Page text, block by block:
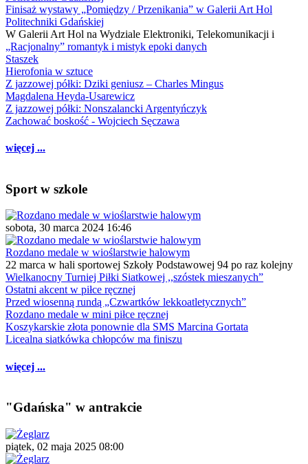
Finisaż wystawy „Pomiędzy / Przenikania” w Galerii Art Hol
Politechniki Gdańskiej
W Galerii Art Hol na Wydziale Elektroniki, Telekomunikacji i
„Racjonalny” romantyk i mistyk epoki danych
Staszek
Hierofonia w sztuce
Z jazzowej półki: Dziki geniusz – Charles Mingus
Magdalena Heyda-Usarewicz
Z jazzowej półki: Nonszalancki Argentyńczyk
Zachować boskość - Wojciech Sęczawa
więcej ...
Sport w szkole
sobota, 30 marca 2024 16:46
Rozdano medale w wioślarstwie halowym
22 marca w hali sportowej Szkoły Podstawowej 94 po raz kolejny
Wielkanocny Turniej Piłki Siatkowej ,,szóstek mieszanych”
Ostatni akcent w piłce ręcznej
Przed wiosenną rundą „Czwartków lekkoatletycznych”
Rozdano medale w mini piłce ręcznej
Koszykarskie złota ponownie dla SMS Marcina Gortata
Licealna siatkówka chłopców ma finiszu
więcej ...
"Gdańska" w antrakcie
piątek, 02 maja 2025 08:00